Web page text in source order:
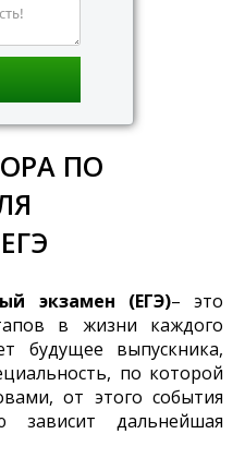
ПО
экзамен (ЕГЭ)– это
в жизни каждого
будущее выпускника,
по которой
от этого события
зависит дальнейшая